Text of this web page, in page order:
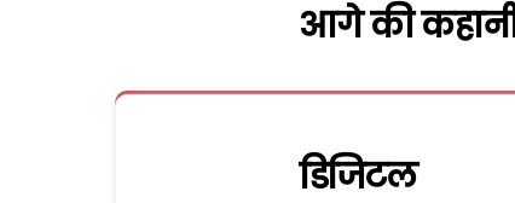
आगे की
डिजिटल